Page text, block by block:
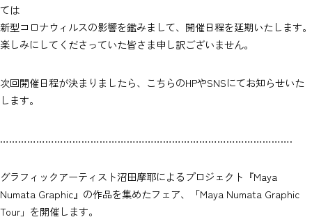
ては
新型コロナウィルスの影響を鑑みまして、開催日程を延期いたします。
楽しみにしてくださっていた皆さま申し訳ございません。
次回開催日程が決まりましたら、こちらのHPやSNSにてお知らせいた
します。
…………………………………………………………………………………….
グラフィックアーティスト沼田摩耶によるプロジェクト『Maya
Numata Graphic』の作品を集めたフェア、「Maya Numata Graphic
Tour」を開催します。